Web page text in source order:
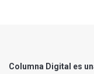
Columna Digital es